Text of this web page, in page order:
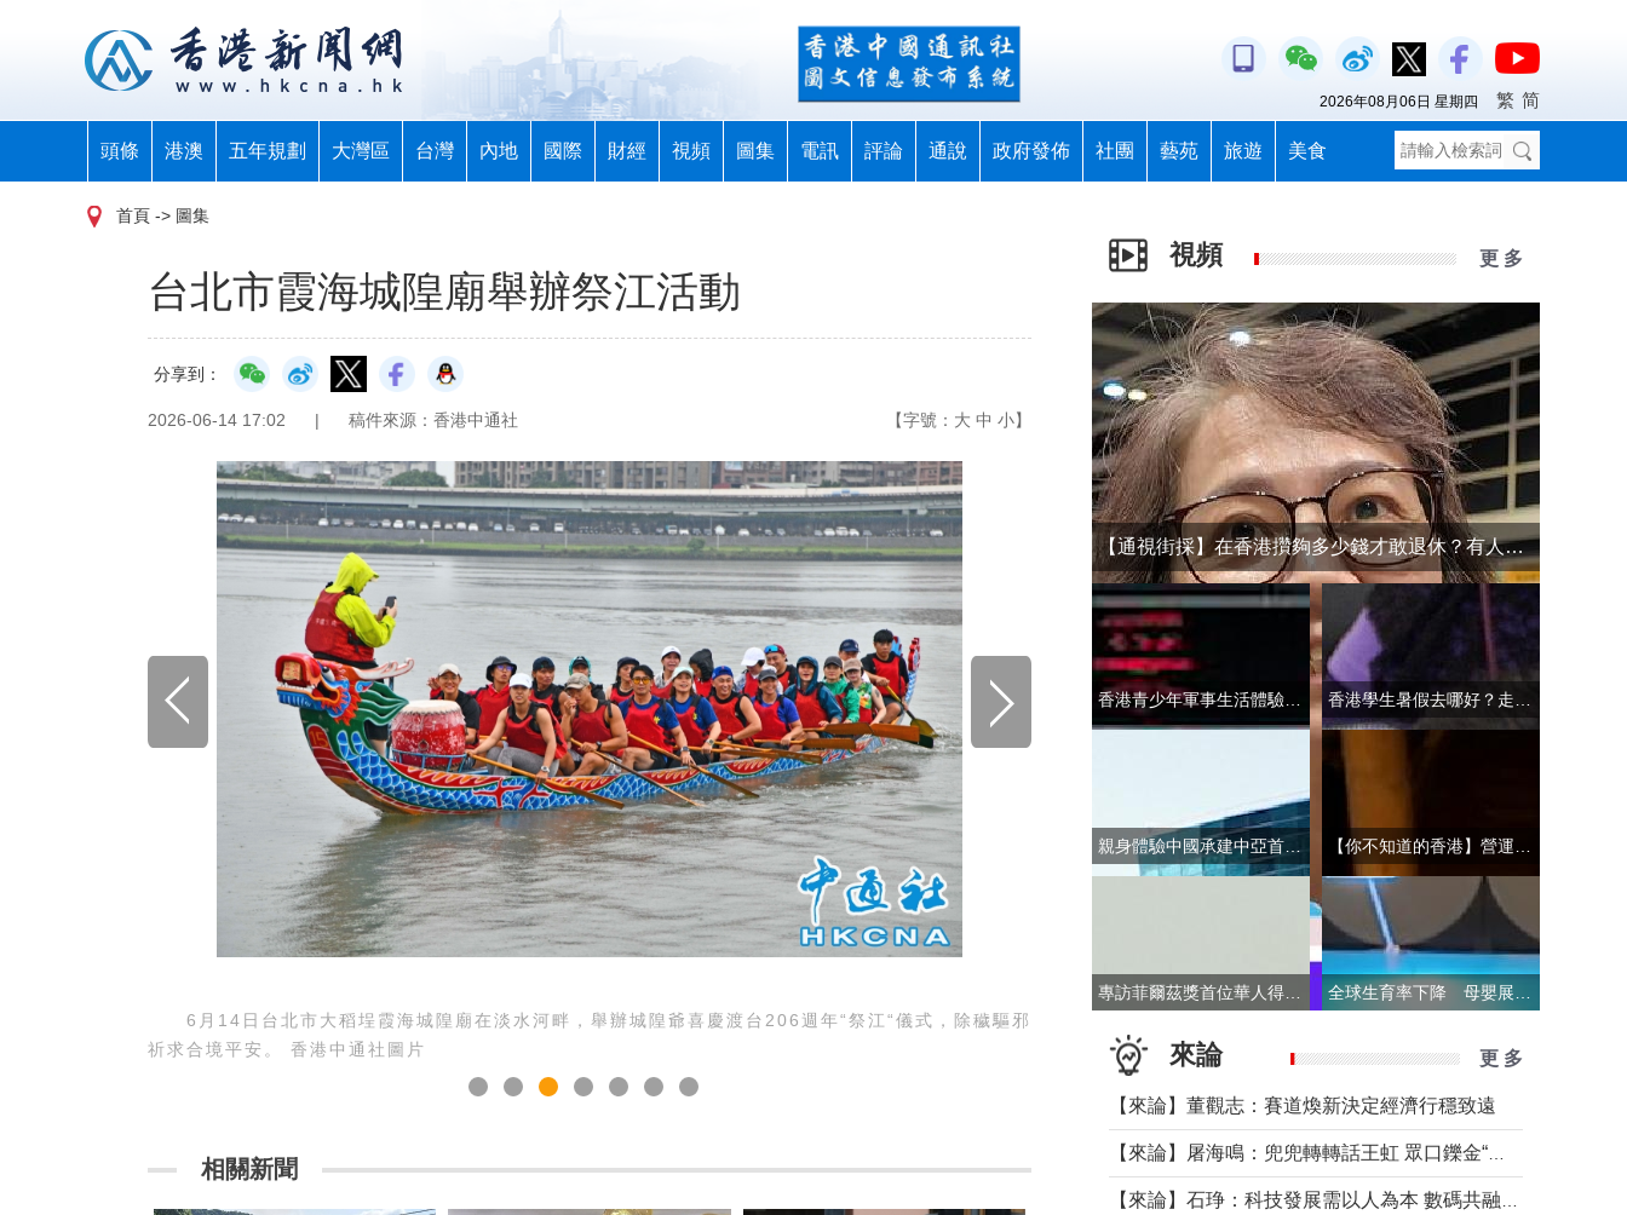
頭條 港澳 五年規劃 大灣區 台灣 內地 國際 財經 視頻 圖集 電訊 評論 通說 政府發佈 社團 藝苑 旅遊 美食
2026年08月06日 星期四 繁 简
首頁 -> 圖集
台北市霞海城隍廟舉辦祭江活動
分享到：
2026-06-14 17:02 | 稿件來源：香港中通社 【字號： 大 中 小】
6月14日台北市大稻埕霞海城隍廟在淡水河畔，舉辦城隍爺喜慶渡台206週年“祭江“儀式，除穢驅邪
祈求合境平安。 香港中通社圖片
相關新聞
視頻 更 多
【通視街採】在香港攢夠多少錢才敢退休？有人退而不休，有人放眼大灣區
來論 更 多
【來論】董觀志：賽道煥新決定經濟行穩致遠